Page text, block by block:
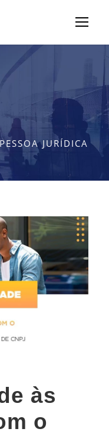
JURÍDICA
às
o